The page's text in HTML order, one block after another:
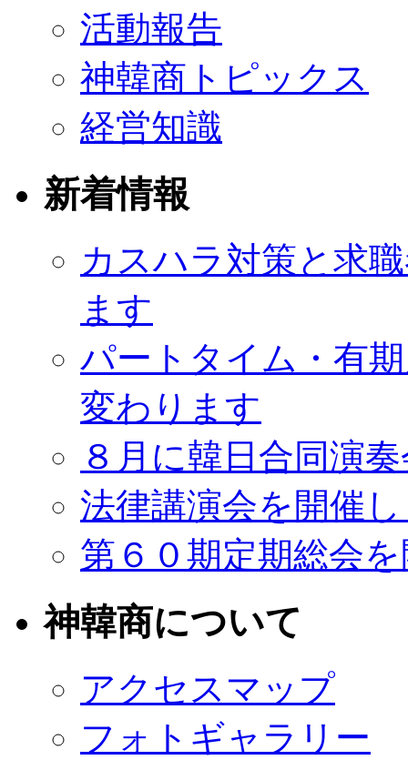
活動報告
神韓商トピックス
経営知識
新着情報
カスハラ対策と求
ます
パートタイム・有
変わります
８月に韓日合同演
法律講演会を開催
第６０期定期総会
神韓商について
アクセスマップ
フォトギャラリー